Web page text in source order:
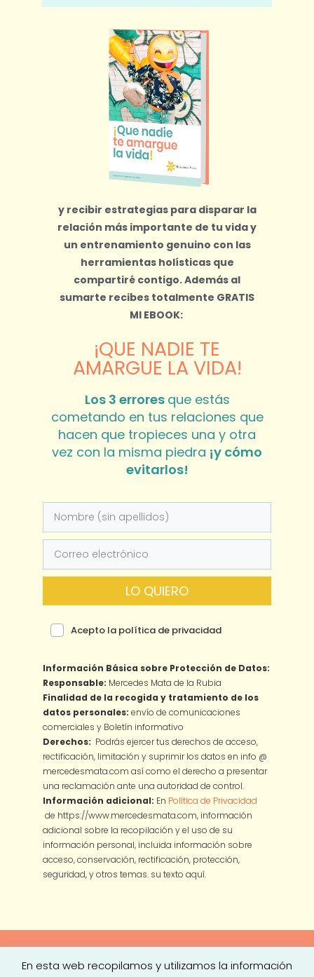
y recibir estrategias para disparar la
relación más importante de tu vida y
un entrenamiento genuino con las
herramientas holísticas que
compartiré contigo.Además al
sumarte recibes totalmente GRATIS
MI EBOOK:
¡QUE NADIE TE
AMARGUE LA VIDA!
Los 3 errores que estás
cometando en tus relaciones que
hacen que tropieces una y otra
vez con la misma piedra ¡y cómo
evitarlos!
LO QUIERO
Acepto la política de privacidad
Información Básica sobre Protección de Datos:
Responsable: Mercedes Mata de la Rubia
Finalidad de la recogida y tratamiento de los
datos personales: envío de comunicaciones
comerciales y Boletín informativo
Derechos: Podrás ejercer tus derechos de acceso,
rectificación, limitación y suprimir los datos en info @
mercedesmata.com así como el derecho a presentar
una reclamación ante una autoridad de control.
Información adicional: En Política de Privacidad
de https://www.mercedesmata.com, información
adicional sobre la recopilación y el uso de su
información personal, incluida información sobre
acceso, conservación, rectificación, protección,
seguridad, y otros temas. su texto aquí.
En esta web recopilamos y utilizamos la información